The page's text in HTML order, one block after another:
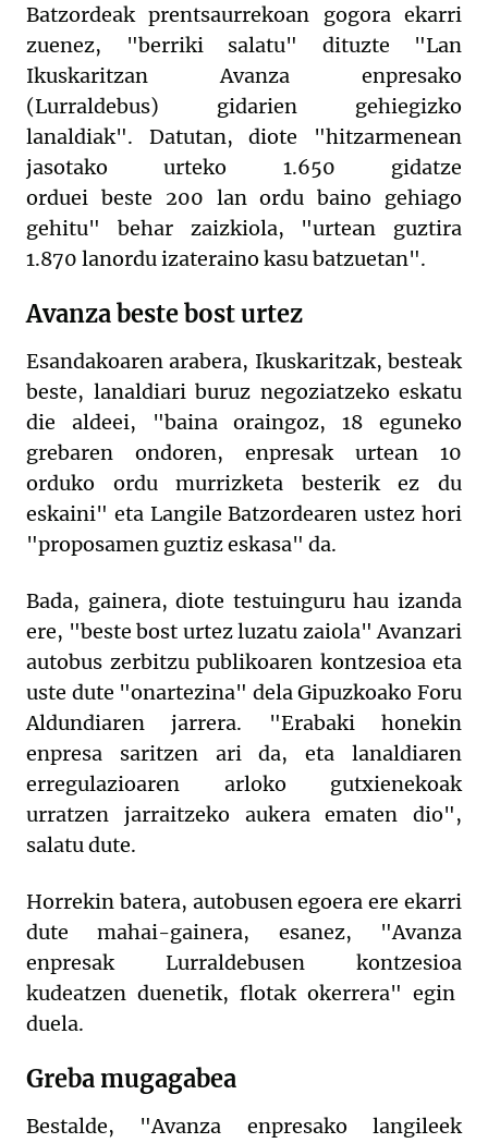
Batzordeak prentsaurrekoan gogora ekarri
zuenez, "berriki salatu" dituzte "Lan
IkuskaritzanAvanza enpresako
(Lurraldebus) gidarien gehiegizko
lanaldiak". Datutan, diote "hitzarmenean
jasotako urteko 1.650 gidatze
orduei beste 200 lanordu baino gehiago
gehitu" behar zaizkiola, "urtean guztira
1.870 lanorduizateraino kasu batzuetan".
Avanza beste bost urtez
Esandakoaren arabera, Ikuskaritzak, besteak
beste, lanaldiari buruz negoziatzeko eskatu
die aldeei, "bainaoraingoz, 18 eguneko
grebaren ondoren, enpresak urtean 10
orduko ordu murrizketa besterik ez du
eskaini" eta Langile Batzordearen ustez hori
"proposamen guztiz eskasa" da.
Bada, gainera, diote testuinguru hau izanda
ere, "beste bost urtez luzatu zaiola" Avanzari
autobus zerbitzu publikoaren kontzesioa eta
uste dute "onartezina" delaGipuzkoako Foru
Aldundiaren jarrera. "Erabaki honekin
enpresa saritzen ari da, eta lanaldiaren
erregulazioaren arloko gutxienekoak
urratzen jarraitzeko aukera ematen dio",
salatu dute.
Horrekin batera, autobusen egoera ere ekarri
dute mahai-gainera, esanez, "Avanza
enpresak Lurraldebusen kontzesioa
kudeatzen duenetik, flotak okerrera" egin
duela.
Greba mugagabea
Bestalde, "Avanza enpresako langileek